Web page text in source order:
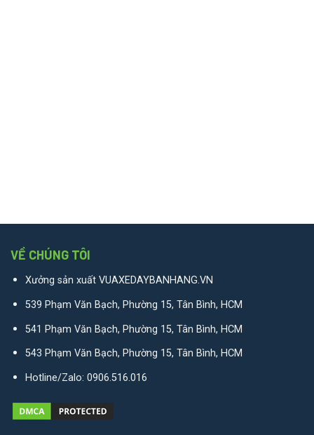
VỀ CHÚNG TÔI
Xưởng sản xuất VUAXEDAYBANHANG.VN
539 Phạm Văn Bạch, Phường 15, Tân Bình, HCM
541 Phạm Văn Bạch, Phường 15, Tân Bình, HCM
543 Phạm Văn Bạch, Phường 15, Tân Bình, HCM
Hotline/Zalo: 0906.516.016